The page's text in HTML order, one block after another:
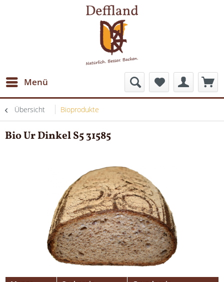
Menü
Übersicht Bioprodukte
Bio Ur Dinkel S5 31585